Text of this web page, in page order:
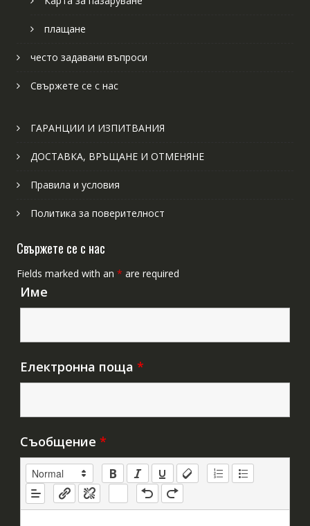
плащане
често задавани въпроси
Свържете се с нас
ГАРАНЦИИ И ИЗПИТВАНИЯ
ДОСТАВКА, ВРЪЩАНЕ И ОТМЕНЯНЕ
Правила и условия
Политика за поверителност
Свържете се с нас
Fields marked with an * are required
Име
Електронна поща *
Съобщение *